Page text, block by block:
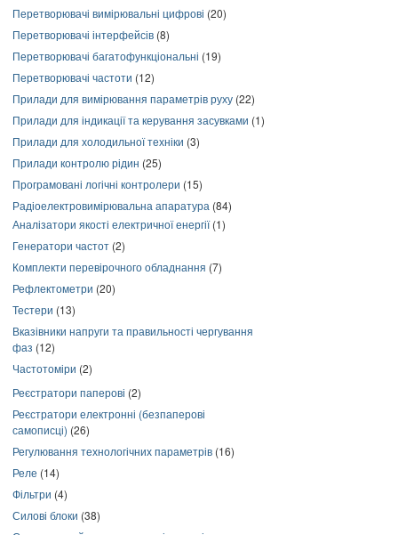
Перетворювачі вимірювальні цифрові (20)
Перетворювачі інтерфейсів (8)
Перетворювачі багатофункціональні (19)
Перетворювачі частоти (12)
Прилади для вимірювання параметрів руху (22)
Прилади для індикації та керування засувками (1)
Прилади для холодильної техніки (3)
Прилади контролю рідин (25)
Програмовані логічні контролери (15)
Радіоелектровимірювальна апаратура (84)
Аналізатори якості електричної енергії(1)
Генератори частот (2)
Комплекти перевірочного обладнання (7)
Рефлектометри (20)
Тестери (13)
Вказівники напруги та правильності чергування
фаз (12)
Частотоміри (2)
Реєстратори паперові (2)
Реєстратори електронні (безпаперові
самописці) (26)
Регулювання технологічних параметрів (16)
Реле (14)
Фільтри (4)
Силові блоки (38)